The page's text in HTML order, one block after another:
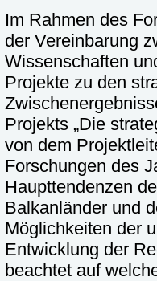
Im Rahmen des
der Vereinbarung
Wissenschaften
Projekte zu den
Projekts „Die
von dem
Forschungen des
Haupttendenzen
Balkanländer und
Möglichkeiten der
Entwicklung der
beachtet auf